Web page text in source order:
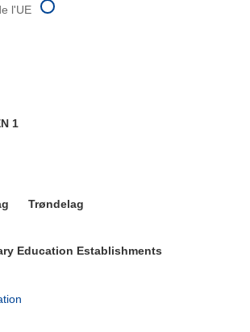
l'UE
1
Trøndelag
Education Establishments